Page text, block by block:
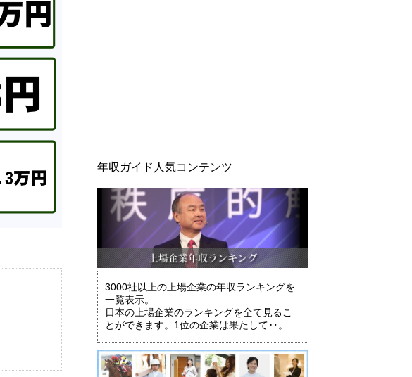
年収ガイド人気コンテンツ
3000社以上の上場企業の年収ランキングを
一覧表示。
日本の上場企業のランキングを全て見るこ
とができます。1位の企業は果たして‥。